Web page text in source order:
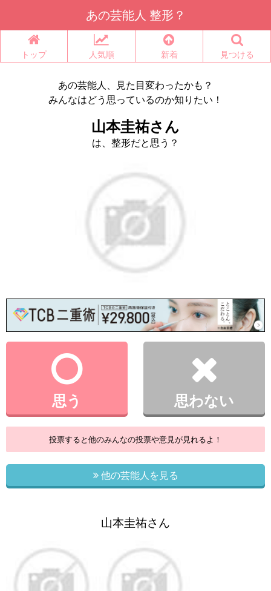
あの芸能人 整形？
トップ 人気順 新着 見つける
あの芸能人、見た目変わったかも？
みんなはどう思っているのか知りたい！
山本圭祐さん
は、整形だと思う？
思う 思わない
投票すると他のみんなの投票や意見が見れるよ！
他の芸能人を見る
山本圭祐さん